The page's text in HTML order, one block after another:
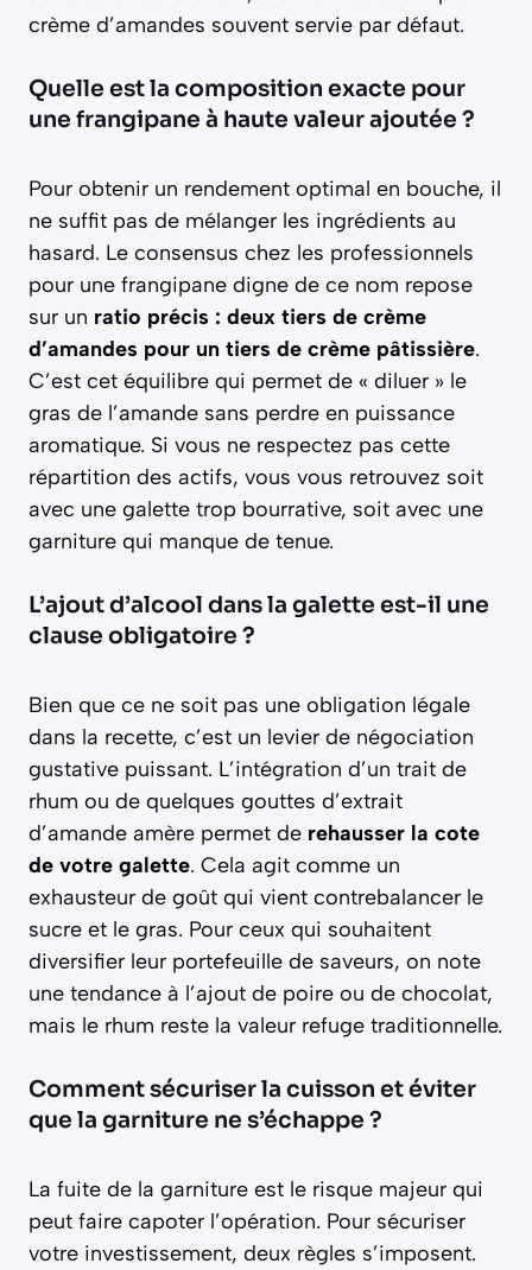
crème d’amandes souvent servie par défaut.
Quelle est la composition exacte pour
une frangipane à haute valeur ajoutée ?
Pour obtenir un rendement optimal en bouche, il
ne suffit pas de mélanger les ingrédients au
hasard. Le consensus chez les professionnels
pour une frangipane digne de ce nom repose
sur un ratio précis : deux tiers de crème
d’amandes pour un tiers de crème pâtissière.
C’est cet équilibre qui permet de « diluer » le
gras de l’amande sans perdre en puissance
aromatique. Si vous ne respectez pas cette
répartition des actifs, vous vous retrouvez soit
avec une galette trop bourrative, soit avec une
garniture qui manque de tenue.
L’ajout d’alcool dans la galette est-il une
clause obligatoire ?
Bien que ce ne soit pas une obligation légale
dans la recette, c’est un levier de négociation
gustative puissant. L’intégration d’un trait de
rhum ou de quelques gouttes d’extrait
d’amande amère permet de rehausser la cote
de votre galette. Cela agit comme un
exhausteur de goût qui vient contrebalancer le
sucre et le gras. Pour ceux qui souhaitent
diversifier leur portefeuille de saveurs, on note
une tendance à l’ajout de poire ou de chocolat,
mais le rhum reste la valeur refuge traditionnelle.
Comment sécuriser la cuisson et éviter
que la garniture ne s’échappe ?
La fuite de la garniture est le risque majeur qui
peut faire capoter l’opération. Pour sécuriser
votre investissement, deux règles s’imposent.